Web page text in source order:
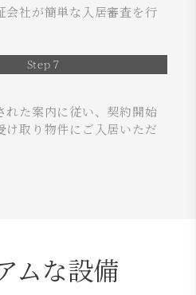
会社が簡単な入居審査を行
Step 7
れた案内に従い、契約開始
け取り物件にご入居いただ
ムな設備